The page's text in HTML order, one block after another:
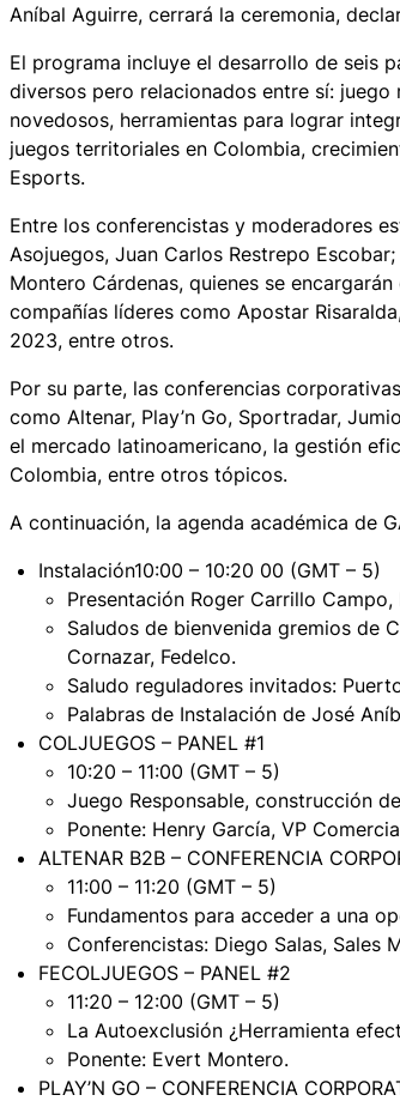
Aníbal Aguirre, cerrará la ceremonia,
El programa incluye el desarrollo de seis
diversos pero relacionados entre sí:
novedosos, herramientas para lograr
juegos territoriales en Colombia,
Esports.
Entre los conferencistas y moderadores
Asojuegos, Juan Carlos Restrepo
Montero Cárdenas, quienes se
compañías líderes como Apostar
2023, entre otros.
Por su parte, las conferencias
como Altenar, Play’n Go, Sportradar,
el mercado latinoamericano, la gestión
Colombia, entre otros tópicos.
A continuación, la agenda académica de
Instalación10:00 – 10:20 00 (GMT – 5)
Presentación Roger Carrillo
Saludos de bienvenida gremios de
Cornazar, Fedelco.
Saludo reguladores invitados:
Palabras de Instalación de José
COLJUEGOS – PANEL #1
10:20 – 11:00 (GMT – 5)
Juego Responsable, construcción
Ponente: Henry García, VP
ALTENAR B2B – CONFERENCIA
11:00 – 11:20 (GMT – 5)
Fundamentos para acceder a una
Conferencistas: Diego Salas, Sales
FECOLJUEGOS – PANEL #2
11:20 – 12:00 (GMT – 5)
La Autoexclusión ¿Herramienta
Ponente: Evert Montero.
PLAY’N GO – CONFERENCIA